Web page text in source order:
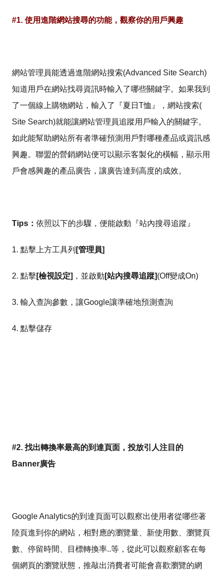
#1. 使用進階網站搜尋的功能，觀察你的用戶興趣
網站管理員能透過進階網站搜索(Advanced Site Search)
知道用戶在網站找尋資訊時輸入了哪些關鍵字。如果我到
了一個線上購物網站，輸入了『夏日T恤』，網站搜索(
Site Search)就能讓網站管理員追蹤用戶輸入的關鍵字。
如此能幫助網站所有者準確預測用戶對哪種產品或資訊感
興趣。聯盟的營銷網站便可以顯示客製化的橫幅，顯示用
戶會感興趣的產品廣告，讓廣告達到高度的成效。
Tips： 依照以下的步驟，便能啟動『站內搜尋追蹤』
1. 點擊上方工具列 [管理員]
2. 點擊[檢視設定] ，並啟動 [站內搜尋追蹤](Off變成On)
3. 輸入查詢參數，讓Google讓準確地預測查詢
4. 點擊儲存
#2. 找出轉換率最高的到達頁面，投放引人注目的
Banner廣告
Google Analytics的到達頁面可以觀察出使用者從哪些著
陸頁進到你的網站，相對應的瀏覽量、新使用數、瀏覽頁
數、停留時間、目標轉換率..等，從此可以觀察顧客在每
個網頁的瀏覽狀態，推敲出消費者可能會喜歡瀏覽的網